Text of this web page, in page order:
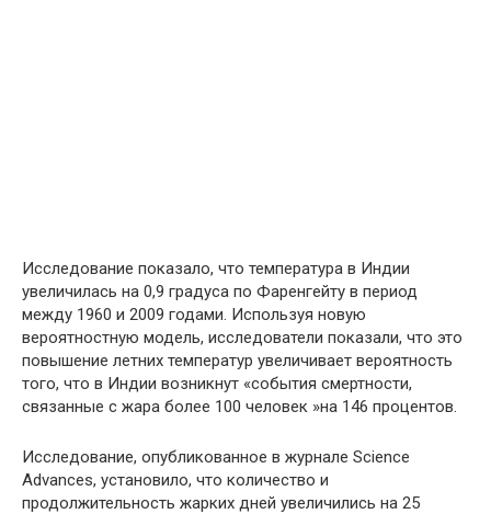
Исследование показало, что температура в Индии
увеличилась на 0,9 градуса по Фаренгейту в период
между 1960 и 2009 годами. Используя новую
вероятностную модель, исследователи показали, что это
повышение летних температур увеличивает вероятность
того, что в Индии возникнут «события смертности,
связанные с жара более 100 человек »на 146 процентов.
Исследование, опубликованное в журнале Science
Advances, установило, что количество и
продолжительность жарких дней увеличились на 25